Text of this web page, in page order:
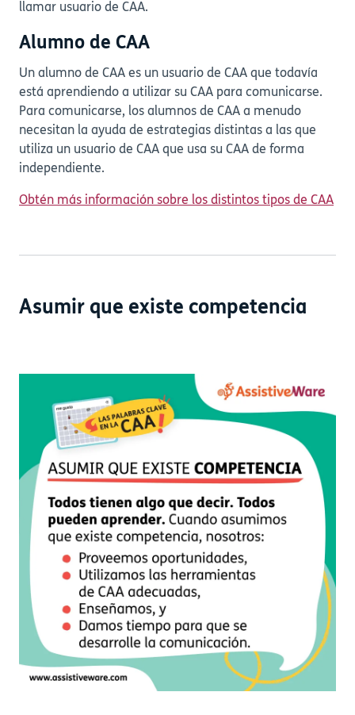
llamar usuario de CAA.
Alumno de CAA
Un alumno de CAA es un usuario de CAA que todavía
está aprendiendo a utilizar su CAA para comunicarse.
Para comunicarse, los alumnos de CAA a menudo
necesitan la ayuda de estrategias distintas a las que
utiliza un usuario de CAA que usa su CAA de forma
independiente.
Obtén más información sobre los distintos tipos de CAA
Asumir que existe competencia